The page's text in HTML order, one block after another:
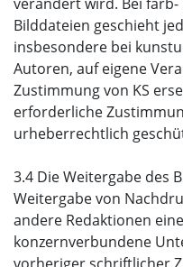
Bilddateien geschieht
insbesondere bei
Autoren, auf eigene
Zustimmung von KS
erforderliche
urheberrechtlich
3.4 Die Weitergabe des
Weitergabe von
andere Redaktionen
konzernverbundene